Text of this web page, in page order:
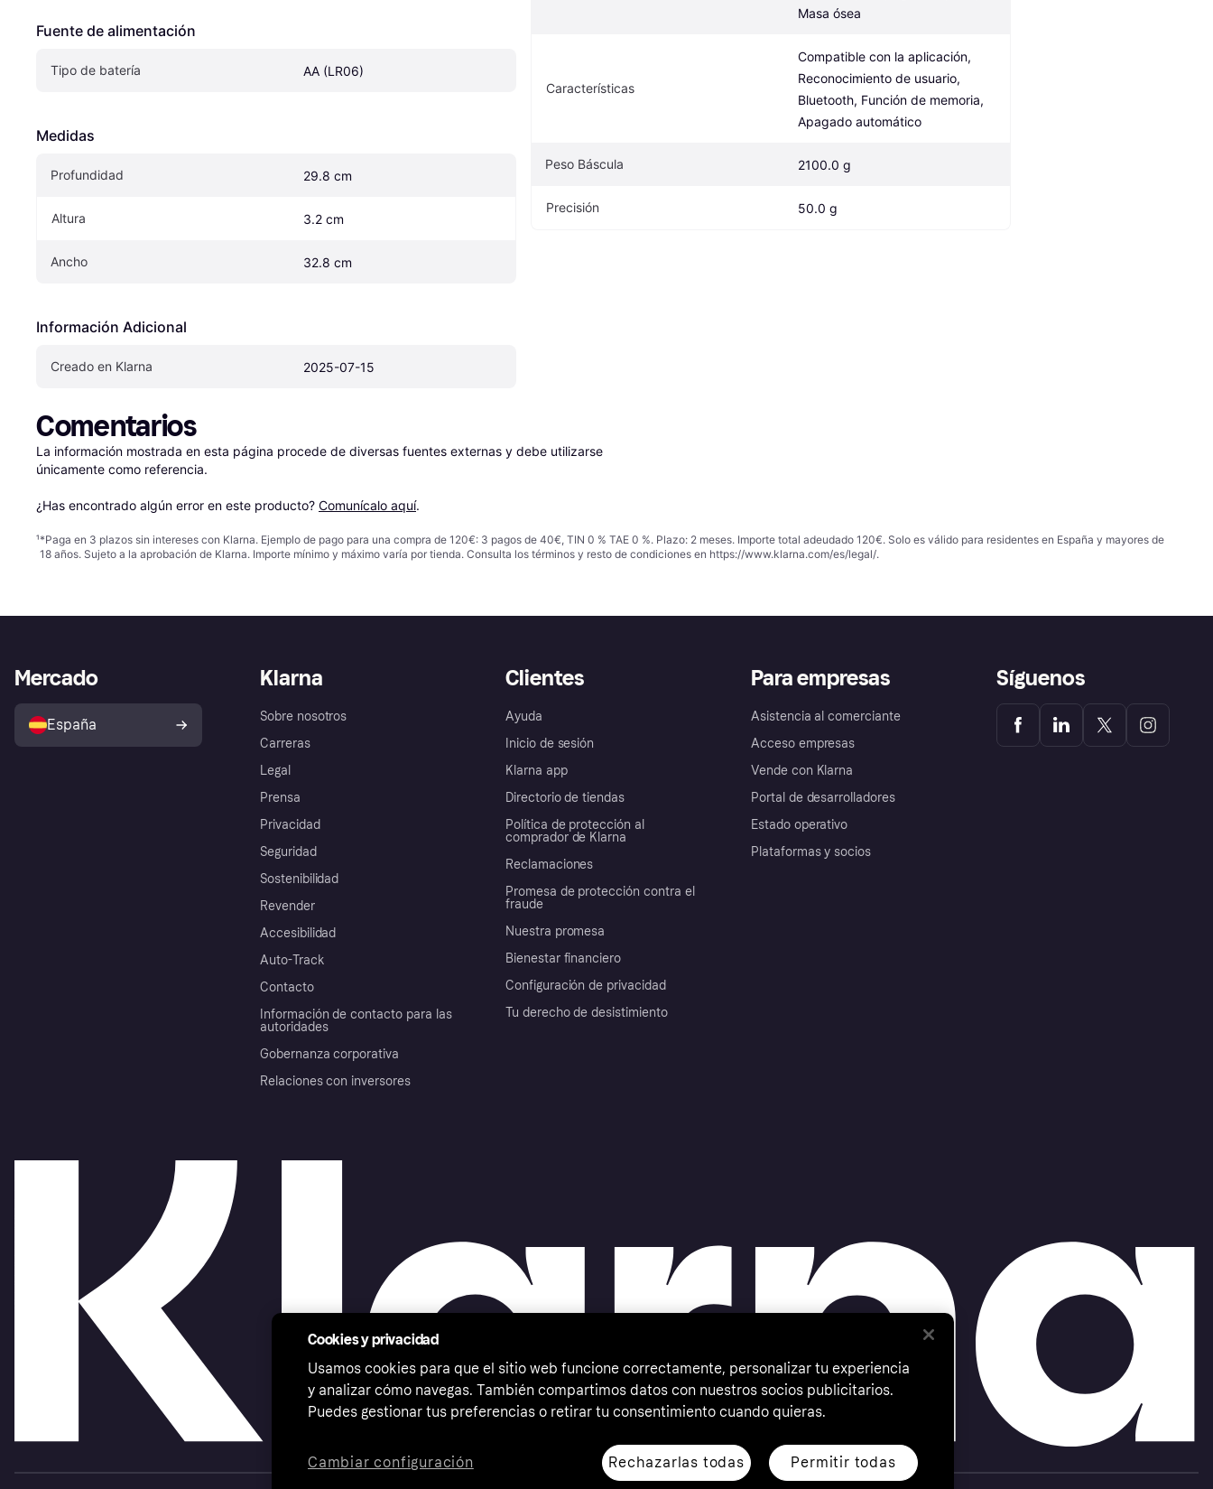
Fuente de alimentación
Tipo de batería AA (LR06)
Medidas
Profundidad 29.8 cm
Altura 3.2 cm
Ancho 32.8 cm
Información Adicional
Creado en Klarna 2025-07-15
Masa ósea
Características
Compatible con la aplicación,
Reconocimiento de usuario,
Bluetooth, Función de memoria,
Apagado automático
Peso Báscula 2100.0 g
Precisión 50.0 g
Comentarios
La información mostrada en esta página procede de diversas fuentes externas y debe utilizarse
únicamente como referencia.
¿Has encontrado algún error en este producto? Comunícalo aquí.
¹*Paga en 3 plazos sin intereses con Klarna. Ejemplo de pago para una compra de 120€: 3 pagos de 40€, TIN 0 % TAE 0 %. Plazo: 2 meses. Importe total adeudado 120€. Solo es válido para residentes en España y mayores de
18 años. Sujeto a la aprobación de Klarna. Importe mínimo y máximo varía por tienda. Consulta los términos y resto de condiciones en https://www.klarna.com/es/legal/.
Klarna
Sobre nosotros
Carreras
Legal
Prensa
Privacidad
Seguridad
Sostenibilidad
Revender
Accesibilidad
Auto-Track
Contacto
Información de contacto para las
autoridades
Gobernanza corporativa
Relaciones con inversores
Clientes
Ayuda
Inicio de sesión
Klarna app
Directorio de tiendas
Política de protección al
comprador de Klarna
Reclamaciones
Promesa de protección contra el
fraude
Nuestra promesa
Bienestar financiero
Configuración de privacidad
Tu derecho de desistimiento
Para empresas
Asistencia al comerciante
Acceso empresas
Vende con Klarna
Portal de desarrolladores
Estado operativo
Plataformas y socios
Mercado
España
Síguenos
Cookies y privacidad
Usamos cookies para que el sitio web funcione correctamente, personalizar tu experiencia
y analizar cómo navegas. También compartimos datos con nuestros socios publicitarios.
Puedes gestionar tus preferencias o retirar tu consentimiento cuando quieras.
Rechazarlas todas Permitir todas
Cambiar configuración